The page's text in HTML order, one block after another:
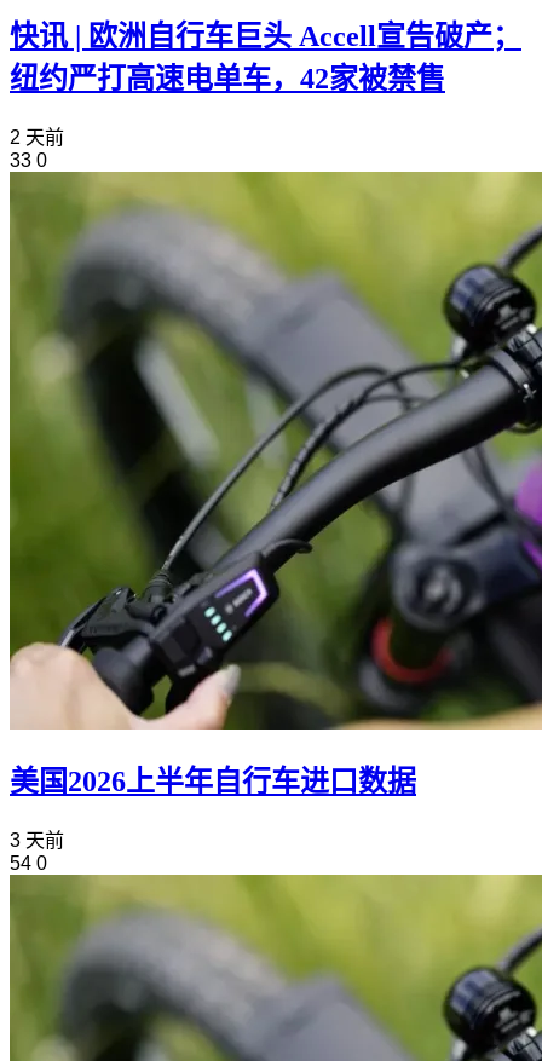
快讯 | 欧洲自行车巨头 Accell宣告破产；
纽约严打高速电单车，42家被禁售
2 天前
33 0
美国2026上半年自行车进口数据
3 天前
54 0